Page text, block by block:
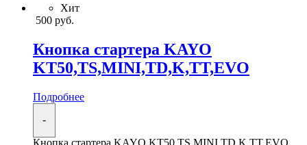
Хит
500 руб.
Кнопка стартера KAYO
KT50,TS,MINI,TD,K,TT,EVO
Подробнее
-
Кнопка стартера KAYO KT50,TS,MINI,TD,K,TT,EVO